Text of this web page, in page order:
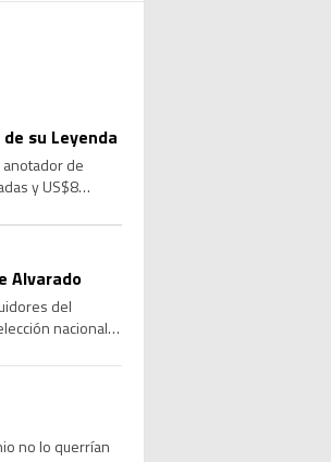
su Leyenda
anotador de
y US$8
Alvarado
del
nacional,
no lo querrían